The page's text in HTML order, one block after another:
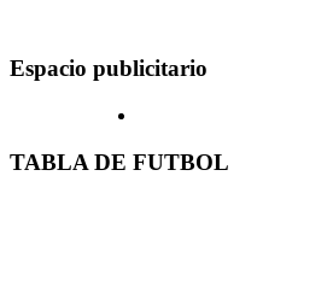
Espacio publicitario
TABLA DE FUTBOL